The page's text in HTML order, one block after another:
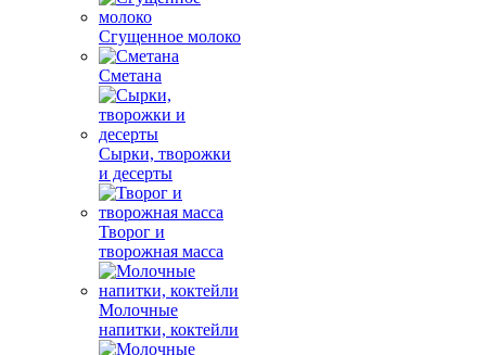
Сгущенное молоко
Сметана
Сырки, творожки
и десерты
Творог и
творожная масса
Молочные
напитки, коктейли